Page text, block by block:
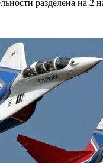
разделена на 2